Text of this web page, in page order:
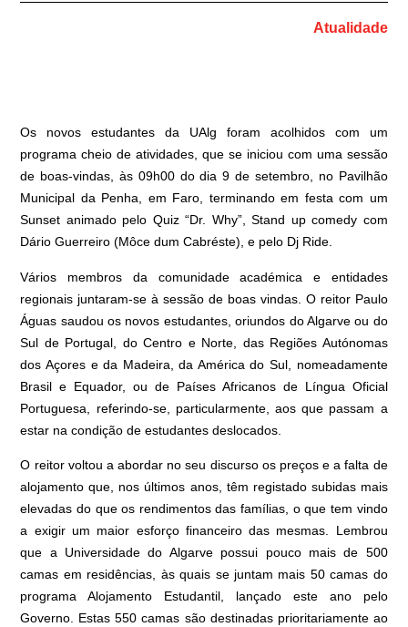
Atualidade
Os novos estudantes da UAlg foram acolhidos com um
programa cheio de atividades, que se iniciou com uma sessão
de boas-vindas, às 09h00 do dia 9 de setembro, no Pavilhão
Municipal da Penha, em Faro, terminando em festa com um
Sunset animado pelo Quiz “Dr. Why”, Stand up comedy com
Dário Guerreiro (Môce dum Cabréste), e pelo Dj Ride.
Vários membros da comunidade académica e entidades
regionais juntaram-se à sessão de boas vindas. O reitor Paulo
Águas saudou os novos estudantes, oriundos do Algarve ou do
Sul de Portugal, do Centro e Norte, das Regiões Autónomas
dos Açores e da Madeira, da América do Sul, nomeadamente
Brasil e Equador, ou de Países Africanos de Língua Oficial
Portuguesa, referindo-se, particularmente, aos que passam a
estar na condição de estudantes deslocados.
O reitor voltou a abordar no seu discurso os preços e a falta de
alojamento que, nos últimos anos, têm registado subidas mais
elevadas do que os rendimentos das famílias, o que tem vindo
a exigir um maior esforço financeiro das mesmas. Lembrou
que a Universidade do Algarve possui pouco mais de 500
camas em residências, às quais se juntam mais 50 camas do
programa Alojamento Estudantil, lançado este ano pelo
Governo. Estas 550 camas são destinadas prioritariamente ao